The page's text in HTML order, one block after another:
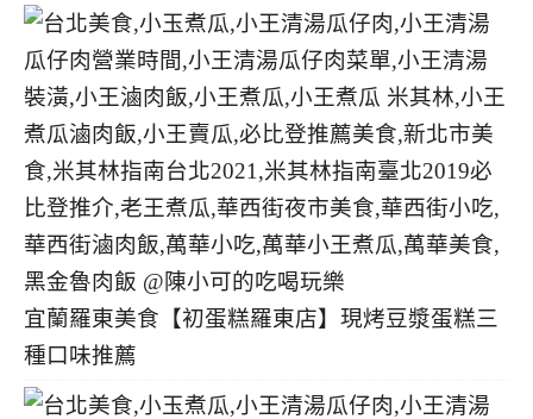
宜蘭羅東美食【初蛋糕羅東店】現烤豆漿蛋糕三
種口味推薦